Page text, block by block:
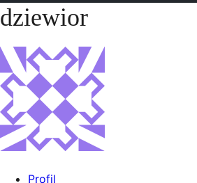
Przejdź
treści
dziewior
Profil